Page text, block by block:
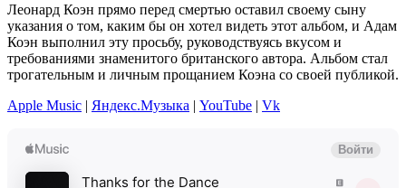
Леонард Коэн прямо перед смертью оставил своему сыну
указания о том, каким бы он хотел видеть этот альбом, и Адам
Коэн выполнил эту просьбу, руководствуясь вкусом и
требованиями знаменитого британского автора. Альбом стал
трогательным и личным прощанием Коэна со своей публикой.
Apple Music | Яндекс.Музыка | YouTube | Vk